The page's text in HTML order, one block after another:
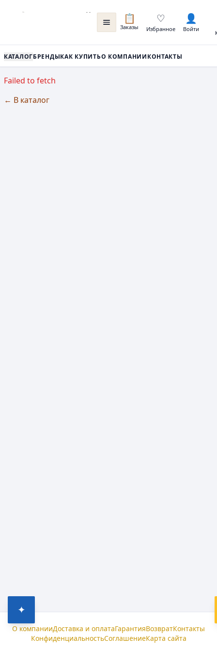
📋
Заказы
♡
Избранное
👤
Войти
КАТАЛОГБРЕНДЫКАК КУПИТЬО КОМПАНИИКОНТАКТЫ
Failed to fetch
← В каталог
✦
О компанииДоставка и оплатаГарантияВозвратКонтакты
КонфиденциальностьСоглашениеКарта сайта